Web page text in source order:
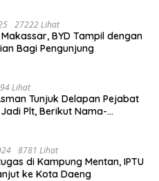
27222 Lihat
Makassar, BYD Tampil dengan
Bagi Pengunjung
Lihat
Tunjuk Delapan Pejabat
Plt, Berikut Nama-
8781 Lihat
di Kampung Mentan, IPTU
ke Kota Daeng